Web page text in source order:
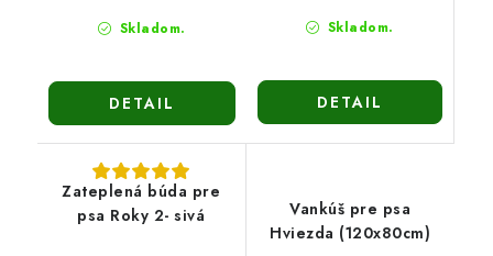
Skladom.
DETAIL
Skladom.
DETAIL
Zateplená búda pre
psa Roky 2- sivá
Vankúš pre psa
Hviezda (120x80cm)